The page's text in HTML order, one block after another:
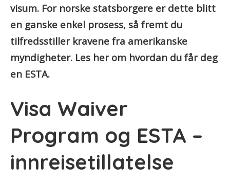
visum. For norske statsborgere er dette blitt
en ganske enkel prosess, så fremt du
tilfredsstiller kravene fra amerikanske
myndigheter. Les her om hvordan du får deg
en ESTA.
Visa Waiver
Program og ESTA –
innreisetillatelse